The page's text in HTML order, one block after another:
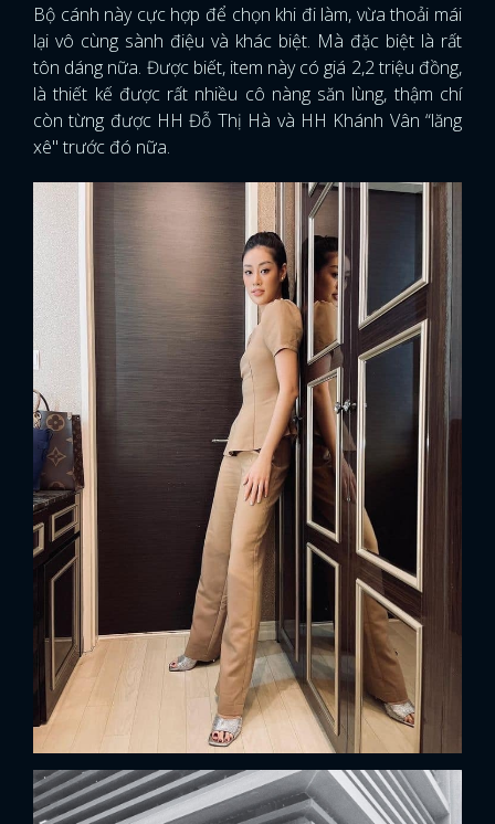
Bộ cánh này cực hợp để chọn khi đi làm, vừa thoải mái
lại vô cùng sành điệu và khác biệt. Mà đặc biệt là rất
tôn dáng nữa. Được biết, item này có giá 2,2 triệu đồng,
là thiết kế được rất nhiều cô nàng săn lùng, thậm chí
còn từng được HH Đỗ Thị Hà và HH Khánh Vân “lăng
xê" trước đó nữa.